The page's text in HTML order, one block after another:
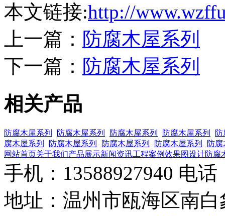
本文链接:http://
上一篇： 防腐木屋系列
下一篇： 防腐木屋系列
相关产品
防腐木屋系列 防腐木屋系列 防腐木屋系列 防腐木屋系列
腐木屋系列
防腐木屋系列 防腐木屋系列 防腐木屋系列
防
网站首页关于我们产品展示新闻资讯工程案例效果图设计防腐
手机：13588927940 电话
地址：温州市瓯海区南